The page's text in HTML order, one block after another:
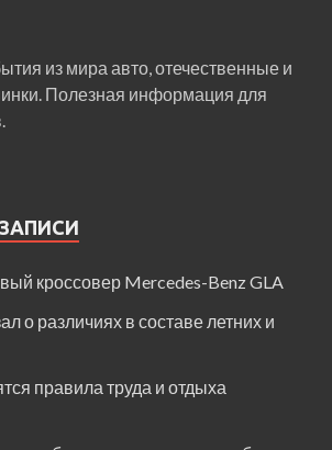
из мира авто, отечественные и
Полезная информация для
кроссовер Mercedes-Benz GLA
о различиях в составе летних и
правила труда и отдыха